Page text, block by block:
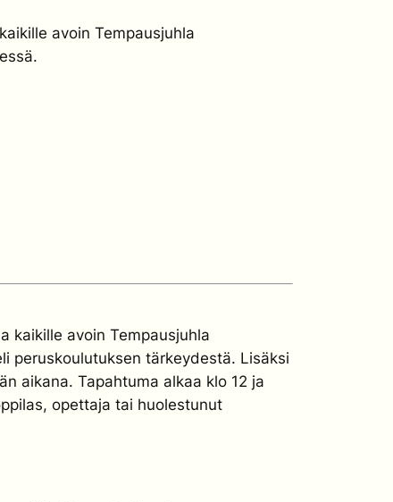
avoin Tempausjuhla
kaikille avoin Tempausjuhla
peruskoulutuksen tärkeydestä. Lisäksi
aikana. Tapahtuma alkaa klo 12 ja
opettaja tai huolestunut